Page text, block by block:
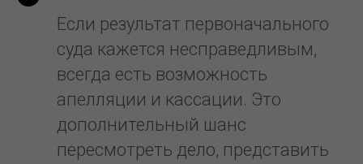
Если результат первоначального
суда кажется несправедливым,
всегда есть возможность
апелляции и кассации. Это
дополнительный шанс
пересмотреть дело, представить